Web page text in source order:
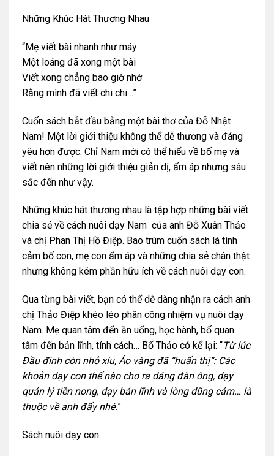
Những Khúc Hát Thương Nhau
“Mẹ viết bài nhanh như máy
Một loáng đã xong một bài
Viết xong chẳng bao giờ nhớ
Rằng mình đã viết chi chi…”
Cuốn sách bắt đầu bằng một bài thơ của Đỗ Nhật
Nam! Một lời giới thiệu không thể dễ thương và đáng
yêu hơn được. Chỉ Nam mới có thể hiểu về bố mẹ và
viết nên những lời giới thiệu giản dị, ấm áp nhưng sâu
sắc đến như vậy.
Những khúc hát thương nhau là tập hợp những bài viết
chia sẻ về cách nuôi dạy Nam của anh Đỗ Xuân Thảo
và chị Phan Thị Hồ Điệp. Bao trùm cuốn sách là tình
cảm bố con, mẹ con ấm áp và những chia sẻ chân thật
nhưng không kém phần hữu ích về cách nuôi dạy con.
Qua từng bài viết, bạn có thể dễ dàng nhận ra cách anh
chị Thảo Điệp khéo léo phân công nhiệm vụ nuôi dạy
Nam. Mẹ quan tâm đến ăn uống, học hành, bố quan
tâm đến bản lĩnh, tính cách… Bố Thảo có kể lại: “Từ lúc
Đầu đinh còn nhỏ xíu, Áo vàng đã “huấn thị”: Các
khoản dạy con thế nào cho ra dáng đàn ông, dạy
quản lý tiền nong, dạy bản lĩnh và lòng dũng cảm… là
thuộc về anh đấy nhé.”
Sách nuôi dạy con.